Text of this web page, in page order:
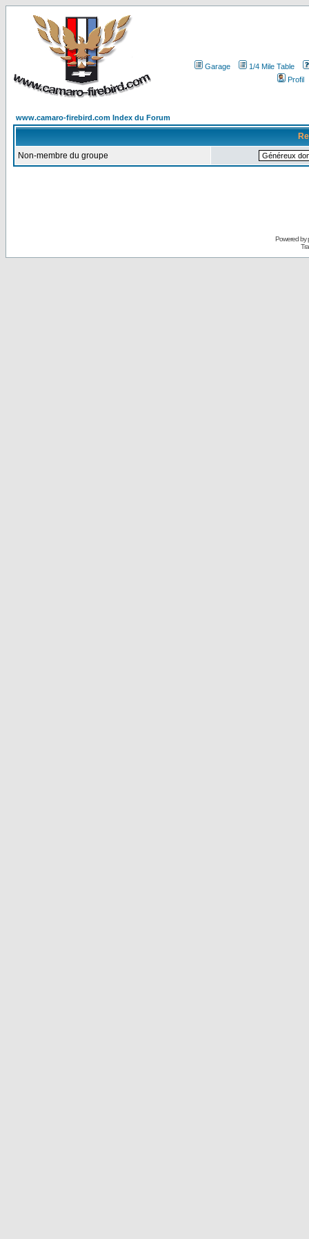
Garage
1/4 Mile Table
Profil
www.camaro-firebird.com Index du Forum
Non-membre du groupe
Powered by